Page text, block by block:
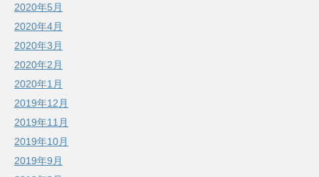
2020年5月
2020年4月
2020年3月
2020年2月
2020年1月
2019年12月
2019年11月
2019年10月
2019年9月